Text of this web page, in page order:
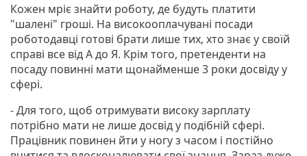
Кожен мріє знайти роботу, де будуть платити
"шалені" гроші. На високооплачувані посади
роботодавці готові брати лише тих, хто знає у своїй
справі все від А до Я. Крім того, претенденти на
посаду повинні мати щонайменше 3 роки досвіду у
сфері.
- Для того, щоб отримувати високу зарплату
потрібно мати не лише досвід у подібній сфері.
Працівник повинен йти у ногу з часом і постійно